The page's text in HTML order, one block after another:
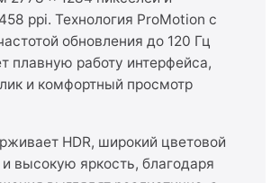
ppi. Технология ProMotion с
обновления до 120 Гц
плавную работу интерфейса,
и комфортный просмотр
HDR, широкий цветовой
высокую яркость, благодаря